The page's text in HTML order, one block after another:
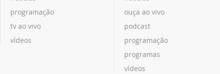
programação
tv ao vivo
vídeos
ouça ao vivo
podcast
programação
programas
vídeos